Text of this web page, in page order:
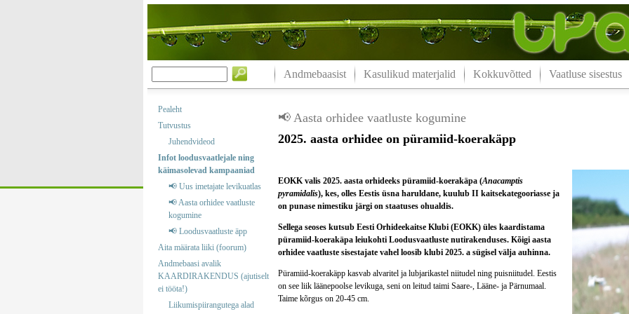
Andmebaasist Kasulikud materjalid Kokkuvõtted Vaatluse sisestus
Pealeht
Tutvustus
Juhendvideod
Infot loodusvaatlejale ning
käimasolevad kampaaniad
📢 Uus imetajate levikuatlas
📢 Aasta orhidee vaatluste
kogumine
📢 Loodusvaatluste äpp
Aita määrata liiki (foorum)
Andmebaasi avalik
KAARDIRAKENDUS (ajutiselt
ei tööta!)
Liikumispiirangutega alad
📢 Aasta orhidee vaatluste kogumine
2025. aasta orhidee on püramiid-koerakäpp
EOKK valis 2025. aasta orhideeks püramiid-koerakäpa (Anacamptis
pyramidalis), kes, olles Eestis üsna haruldane, kuulub II kaitsekategooriasse ja
on punase nimestiku järgi on staatuses ohualdis.
Sellega seoses kutsub Eesti Orhideekaitse Klubi (EOKK) üles kaardistama
püramiid-koerakäpa leiukohti Loodusvaatluste nutirakenduses. Kõigi aasta
orhidee vaatluste sisestajate vahel loosib klubi 2025. a sügisel välja auhinna.
Püramiid-koerakäpp kasvab alvaritel ja lubjarikastel niitudel ning puisniitudel. Eestis
on see liik läänepoolse levikuga, seni on leitud taimi Saare-, Lääne- ja Pärnumaal.
Taime kõrgus on 20-45 cm.